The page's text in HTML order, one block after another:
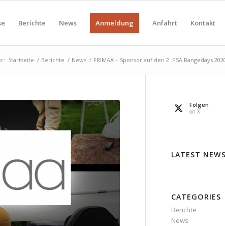
Berichte News Anmeldung Anfahrt Kontakt
Startseite / Berichte / News / FRIMAA – Sponsor auf den 2. PSA Rangedays
Folgen
on X
LATEST NEWS
CATEGORIES
Berichte
News